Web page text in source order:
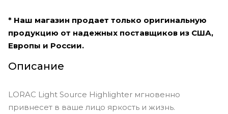
* Наш магазин продает только оригинальную
продукцию от надежных поставщиков из США,
Европы и России.
Описание
LORAC Light Source Highlighter мгновенно
привнесет в ваше лицо яркость и жизнь.